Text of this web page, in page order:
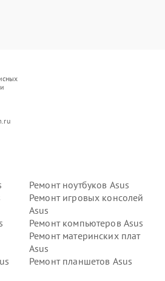
Ремонт ноутбуков Asus
Ремонт игровых консолей
Asus
Ремонт компьютеров Asus
Ремонт материнских плат
Asus
Ремонт планшетов Asus